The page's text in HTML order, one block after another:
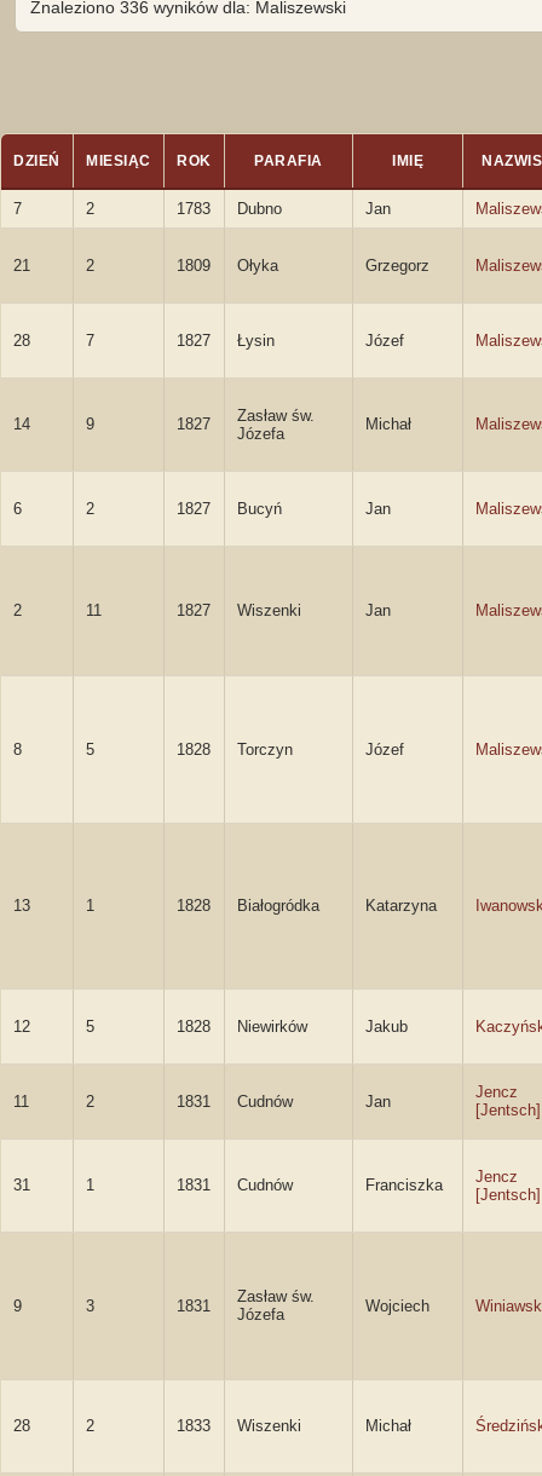
Znaleziono 336 wyników dla: Maliszewski
DZIEŃ MIESIĄC ROK PARAFIA IMIĘ
7 2 1783 Dubno Jan
21 2 1809 Ołyka Grzegorz
28 7 1827 Łysin Józef
14 9 1827
Zasław św.
Józefa
Michał
6 2 1827 Bucyń Jan
2 11 1827 Wiszenki Jan
8 5 1828 Torczyn Józef
13 1 1828 Białogródka Katarzyna
12 5 1828 Niewirków Jakub
11 2 1831 Cudnów Jan
Jencz
[Jentsch]
31 1 1831 Cudnów Franciszka
Jencz
[Jentsch]
9 3 1831
Zasław św.
Józefa
Wojciech
28 2 1833 Wiszenki Michał